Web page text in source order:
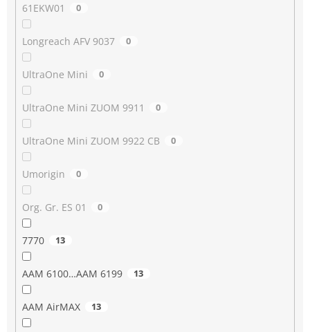
61EKW01 0
Longreach AFV 9037 0
UltraOne Mini 0
UltraOne Mini ZUOM 9911 0
UltraOne Mini ZUOM 9922 CB 0
Umorigin 0
Org. Gr. ES 01 0
7770 13
AAM 6100…AAM 6199 13
AAM AirMAX 13